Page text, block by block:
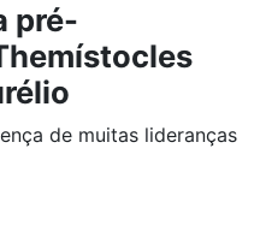
pré-
de muitas lideranças